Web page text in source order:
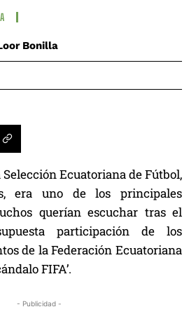
Bonilla
Ecuatoriana de Fútbol,
era uno de los principales
querían escuchar tras el
participación de los
de la Federación Ecuatoriana
FIFA’.
- Publicidad -